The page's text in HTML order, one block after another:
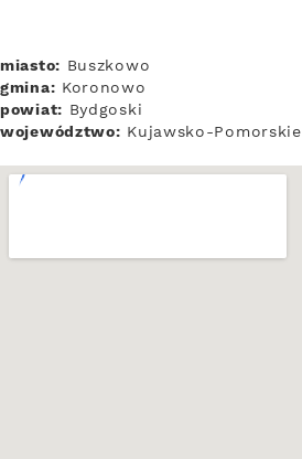
miasto: Buszkowo
gmina: Koronowo
powiat: Bydgoski
województwo: Kujawsko-Pomorskie